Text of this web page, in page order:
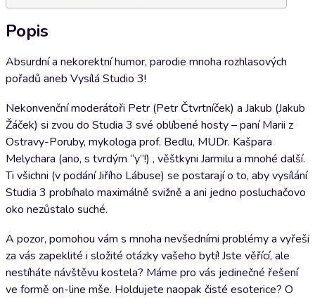
Popis
Absurdní a nekorektní humor, parodie mnoha rozhlasových
pořadů aneb Vysílá Studio 3!
Nekonvenční moderátoři Petr (Petr Čtvrtníček) a Jakub (Jakub
Žáček) si zvou do Studia 3 své oblíbené hosty – paní Marii z
Ostravy-Poruby, mykologa prof. Bedlu, MUDr. Kašpara
Melychara (ano, s tvrdým “y”!) , věštkyni Jarmilu a mnohé další.
Ti všichni (v podání Jiřího Lábuse) se postarají o to, aby vysílání
Studia 3 probíhalo maximálně svižně a ani jedno posluchačovo
oko nezůstalo suché.
A pozor, pomohou vám s mnoha nevšedními problémy a vyřeší
za vás zapeklité i složité otázky vašeho bytí! Jste věřící, ale
nestíháte návštěvu kostela? Máme pro vás jedinečné řešení
ve formě on-line mše. Holdujete naopak čisté esoterice? O